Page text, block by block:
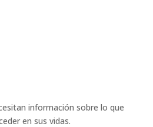
información sobre lo que
en sus vidas.